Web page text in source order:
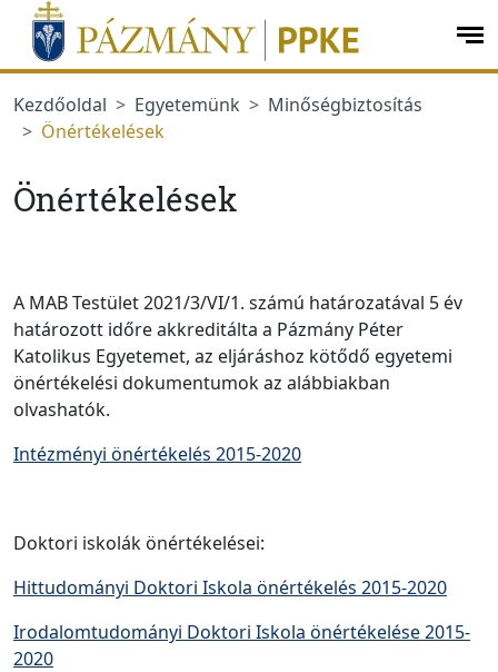
Ugrás a menüre
Ugrás a tartalomra
Kezdőoldal
Egyetemünk
Minőségbiztosítás
Önértékelések
Önértékelések
A MAB Testület 2021/3/VI/1. számú határozatával 5 év
határozott időre akkreditálta a Pázmány Péter
Katolikus Egyetemet, az eljáráshoz kötődő egyetemi
önértékelési dokumentumok az alábbiakban
olvashatók.
Intézményi önértékelés 2015-2020
Doktori iskolák önértékelései:
Hittudományi Doktori Iskola önértékelés 2015-2020
Irodalomtudományi Doktori Iskola önértékelése 2015-
2020